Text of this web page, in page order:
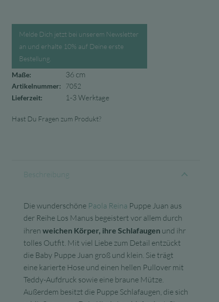
Melde Dich jetzt bei unserem Newsletter
an und erhalte 10% auf Deine erste
Bestellung.
Maße:
36 cm
Artikelnummer:
7052
Lieferzeit:
1-3 Werktage
Hast Du Fragen zum Produkt?
Beschreibung
Die wunderschöne Paola Reina Puppe Juan aus
der Reihe Los Manus begeistert vor allem durch
ihren weichen Körper, ihre Schlafaugen und ihr
tolles Outfit. Mit viel Liebe zum Detail entzückt
die Baby Puppe Juan groß und klein. Sie trägt
eine karierte Hose und einen hellen Pullover mit
Teddy-Aufdruck sowie eine braune Mütze.
Außerdem besitzt die Puppe Schlafaugen, die sich